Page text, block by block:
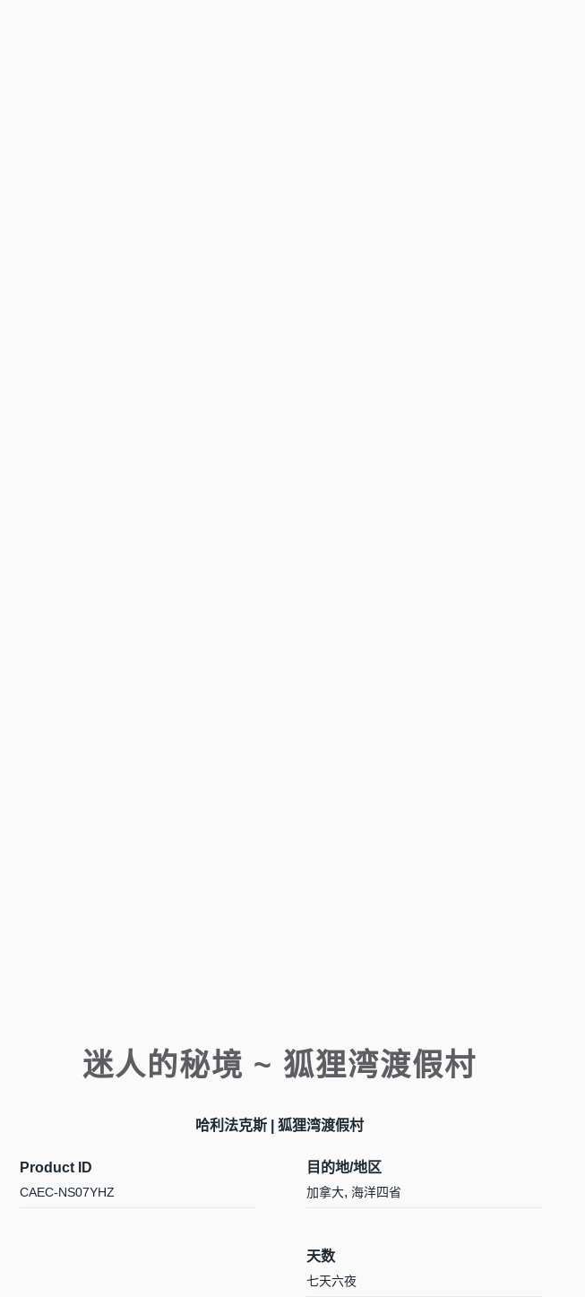
迷人的秘境 ~ 狐狸湾渡假村
哈利法克斯 | 狐狸湾渡假村
Product ID
CAEC-NS07YHZ
目的地/地区
加拿大, 海洋四省
天数
七天六夜